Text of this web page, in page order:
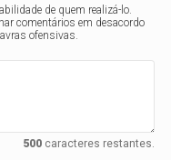
de quem realizá-lo.
comentários em desacordo
ofensivas.
500caracteres restantes.